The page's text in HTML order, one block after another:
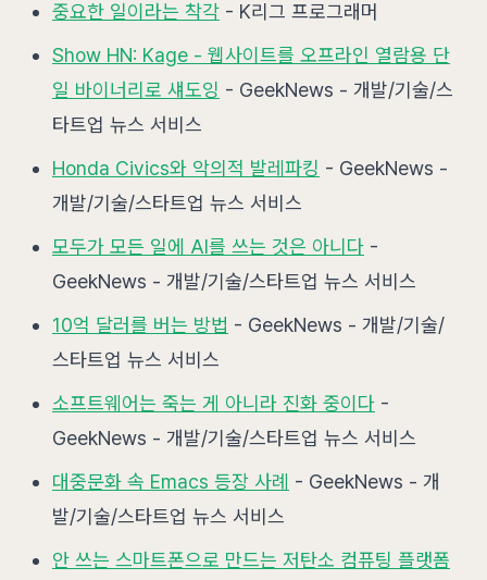
중요한 일이라는 착각 - K리그 프로그래머
Show HN: Kage - 웹사이트를 오프라인 열람용 단
일 바이너리로 섀도잉 - GeekNews - 개발/기술/스
타트업 뉴스 서비스
Honda Civics와 악의적 발레파킹 - GeekNews -
개발/기술/스타트업 뉴스 서비스
모두가 모든 일에 AI를 쓰는 것은 아니다 -
GeekNews - 개발/기술/스타트업 뉴스 서비스
10억 달러를 버는 방법 - GeekNews - 개발/기술/
스타트업 뉴스 서비스
소프트웨어는 죽는 게 아니라 진화 중이다 -
GeekNews - 개발/기술/스타트업 뉴스 서비스
대중문화 속 Emacs 등장 사례 - GeekNews - 개
발/기술/스타트업 뉴스 서비스
안 쓰는 스마트폰으로 만드는 저탄소 컴퓨팅 플랫폼